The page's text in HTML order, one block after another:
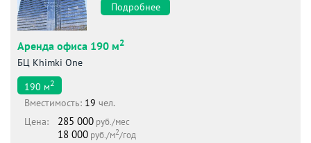
Подробнее
Аренда офиса 190 м2
БЦ Khimki One
190 м2
Вместимоcть: 19 чел.
Цена:
285 000 руб./мес
18 000 руб./м2/год